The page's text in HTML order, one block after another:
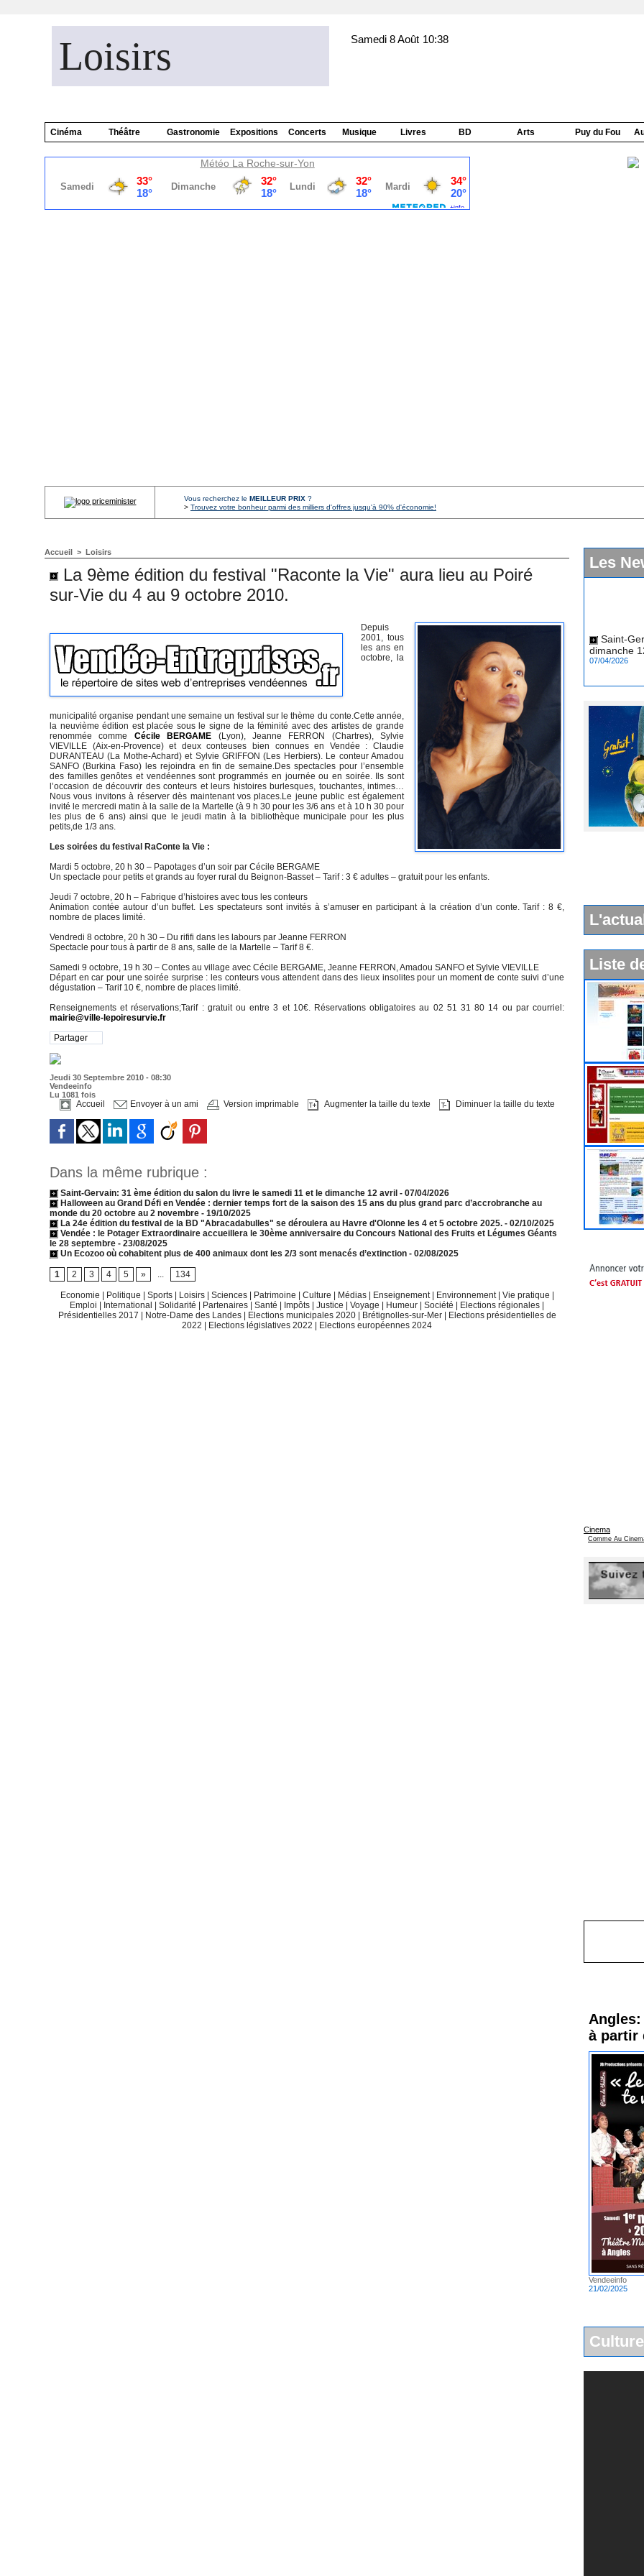
Loisirs Samedi 8 Août 10:38
Cinéma Théâtre Gastronomie Expositions Concerts Musique Livres BD Arts Puy du Fou
Météo La Roche-sur-Yon
Vous recherchez le MEILLEUR PRIX ?
> Trouvez votre bonheur parmi des milliers d'offres jusqu'à 90% d'économie!
Accueil > Loisirs
La 9ème édition du festival "Raconte la Vie" aura lieu au Poiré
sur-Vie du 4 au 9 octobre 2010.
Depuis
2001, tous
les ans en
octobre, la
municipalité organise pendant une semaine un festival sur le thème du conte.Cette année,
la neuvième édition est placée sous le signe de la féminité avec des artistes de grande
renommée comme Cécile BERGAME (Lyon), Jeanne FERRON (Chartres), Sylvie
VIEVILLE (Aix-en-Provence) et deux conteuses bien connues en Vendée : Claudie
DURANTEAU (La Mothe-Achard) et Sylvie GRIFFON (Les Herbiers). Le conteur Amadou
SANFO (Burkina Faso) les rejoindra en fin de semaine.Des spectacles pour l’ensemble
des familles genôtes et vendéennes sont programmés en journée ou en soirée. Ils sont
l’occasion de découvrir des conteurs et leurs histoires burlesques, touchantes, intimes…
Nous vous invitons à réserver dès maintenant vos places.Le jeune public est également
invité le mercredi matin à la salle de la Martelle (à 9 h 30 pour les 3/6 ans et à 10 h 30 pour
les plus de 6 ans) ainsi que le jeudi matin à la bibliothèque municipale pour les plus
petits,de 1/3 ans.
Les soirées du festival RaConte la Vie :
Mardi 5 octobre, 20 h 30 – Papotages d’un soir par Cécile BERGAME
Un spectacle pour petits et grands au foyer rural du Beignon-Basset – Tarif : 3 € adultes – gratuit pour les enfants.
Jeudi 7 octobre, 20 h – Fabrique d’histoires avec tous les conteurs
Animation contée autour d’un buffet. Les spectateurs sont invités à s’amuser en participant à la création d’un conte. Tarif : 8 €,
nombre de places limité.
Vendredi 8 octobre, 20 h 30 – Du rififi dans les labours par Jeanne FERRON
Spectacle pour tous à partir de 8 ans, salle de la Martelle – Tarif 8 €.
Samedi 9 octobre, 19 h 30 – Contes au village avec Cécile BERGAME, Jeanne FERRON, Amadou SANFO et Sylvie VIEVILLE
Départ en car pour une soirée surprise : les conteurs vous attendent dans des lieux insolites pour un moment de conte suivi d’une
dégustation – Tarif 10 €, nombre de places limité.
Renseignements et réservations;Tarif : gratuit ou entre 3 et 10€. Réservations obligatoires au 02 51 31 80 14 ou par courriel:
mairie@ville-lepoiresurvie.fr
Partager
Jeudi 30 Septembre 2010 - 08:30
Vendeeinfo
Lu 1081 fois
Accueil Envoyer à un ami Version imprimable Augmenter la taille du texte Diminuer la taille du texte
Dans la même rubrique :
Saint-Gervain: 31 ème édition du salon du livre le samedi 11 et le dimanche 12 avril - 07/04/2026
Halloween au Grand Défi en Vendée : dernier temps fort de la saison des 15 ans du plus grand parc d’accrobranche au
monde du 20 octobre au 2 novembre - 19/10/2025
La 24e édition du festival de la BD "Abracadabulles" se déroulera au Havre d'Olonne les 4 et 5 octobre 2025. - 02/10/2025
Vendée : le Potager Extraordinaire accueillera le 30ème anniversaire du Concours National des Fruits et Légumes Géants
le 28 septembre - 23/08/2025
Un Ecozoo où cohabitent plus de 400 animaux dont les 2/3 sont menacés d’extinction - 02/08/2025
1 2 3 4 5 » ... 134
Economie Politique Sports Loisirs Sciences Patrimoine Culture Médias Enseignement Environnement Vie pratique
Emploi
International Solidarité Partenaires Santé Impôts Justice Voyage Humeur Société Elections régionales
Présidentielles 2017
Notre-Dame des Landes Elections municipales 2020 Brétignolles-sur-Mer
Elections présidentielles de
2022
Elections législatives 2022 Elections européennes 2024
Les
dimanche
07/04/2026
Liste
Cinema
Comme Au
à partir
Vendeeinfo
21/02/2025